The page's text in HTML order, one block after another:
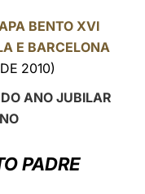
LATINE
BENTO XVI
E BARCELONA
2010)
ANO JUBILAR
PADRE